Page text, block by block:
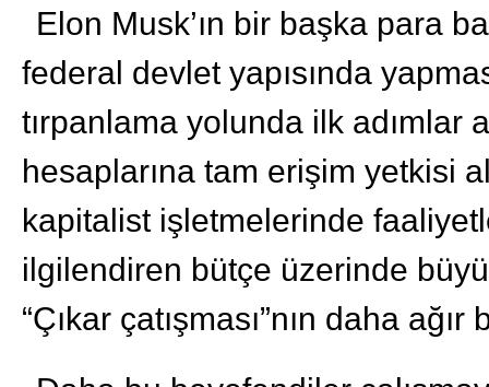
Elon Musk’ın bir başka para
federal devlet yapısında
tırpanlama yolunda ilk adımlar
hesaplarına tam erişim yetkisi
kapitalist işletmelerinde
ilgilendiren bütçe üzerinde
“Çıkar çatışması”nın daha